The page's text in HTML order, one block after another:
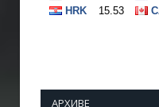
АРХИВЕ